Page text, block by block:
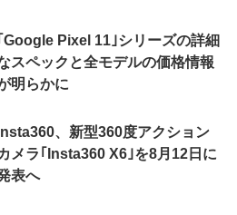
｢Google Pixel 11｣シリーズの詳細
スペックと全モデルの価格情報
明らかに
Insta360、新型360度アクション
メラ｢Insta360 X6｣を8月12日に
表へ